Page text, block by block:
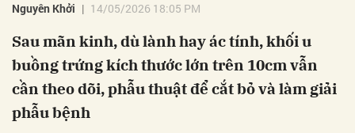
Nguyên Khởi 14/05/2026 18:05 PM
Sau mãn kinh, dù lành hay ác tính, khối u
buồng trứng kích thước lớn trên 10cm vẫn
cần theo dõi, phẫu thuật để cắt bỏ và làm giải
phẫu bệnh